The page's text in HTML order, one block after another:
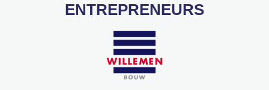
ENTREPRENEURS